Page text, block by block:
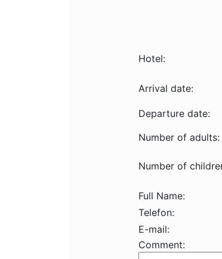
Hotel:
Arrival date:
Departure date:
Number of adults:
Number of
Full Name:
Telefon:
E-mail:
Comment: